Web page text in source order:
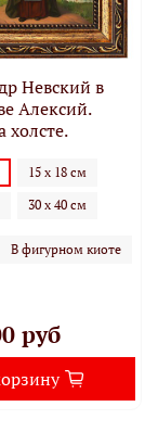
Невский в
Алексий.
холсте.
15 х 18 см
30 х 40 см
В фигурном киоте
руб